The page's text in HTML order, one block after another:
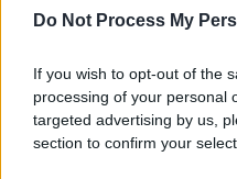
Do Not Process My
If you wish to opt-out of the
processing of your personal
targeted advertising by us,
section to confirm your